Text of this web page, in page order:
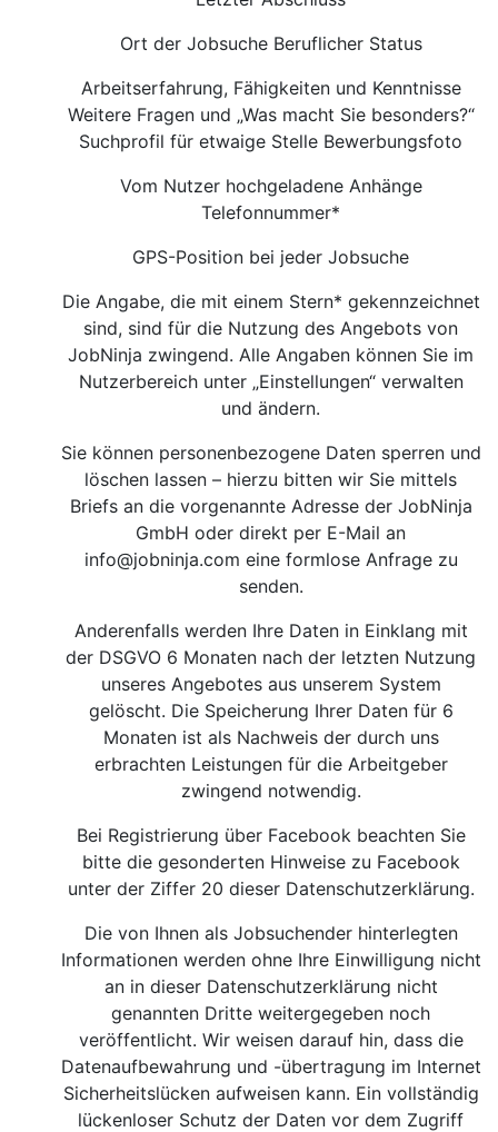
Ort der Jobsuche Beruflicher Status
Arbeitserfahrung, Fähigkeiten und Kenntnisse
Weitere Fragen und „Was macht Sie besonders?“
Suchprofil für etwaige Stelle Bewerbungsfoto
Vom Nutzer hochgeladene Anhänge
Telefonnummer*
GPS-Position bei jeder Jobsuche
Die Angabe, die mit einem Stern* gekennzeichnet
sind, sind für die Nutzung des Angebots von
JobNinja zwingend. Alle Angaben können Sie im
Nutzerbereich unter „Einstellungen“ verwalten
und ändern.
Sie können personenbezogene Daten sperren und
löschen lassen – hierzu bitten wir Sie mittels
Briefs an die vorgenannte Adresse der JobNinja
GmbH oder direkt per E-Mail an
info@jobninja.com eine formlose Anfrage zu
senden.
Anderenfalls werden Ihre Daten in Einklang mit
der DSGVO 6 Monaten nach der letzten Nutzung
unseres Angebotes aus unserem System
gelöscht. Die Speicherung Ihrer Daten für 6
Monaten ist als Nachweis der durch uns
erbrachten Leistungen für die Arbeitgeber
zwingend notwendig.
Bei Registrierung über Facebook beachten Sie
bitte die gesonderten Hinweise zu Facebook
unter der Ziffer 20 dieser Datenschutzerklärung.
Die von Ihnen als Jobsuchender hinterlegten
Informationen werden ohne Ihre Einwilligung nicht
an in dieser Datenschutzerklärung nicht
genannten Dritte weitergegeben noch
veröffentlicht. Wir weisen darauf hin, dass die
Datenaufbewahrung und -übertragung im Internet
Sicherheitslücken aufweisen kann. Ein vollständig
lückenloser Schutz der Daten vor dem Zugriff